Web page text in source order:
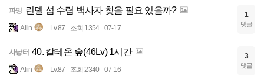
파밍 린델 섬 수렵 백사자 찾을 필요 있을까?
Aliin Lv.87 조회 1354 07-17
1
댓글
사냥터 40. 칼테온 숲(46Lv) 1시간
Aliin Lv.87 조회 2340 07-16
3
댓글